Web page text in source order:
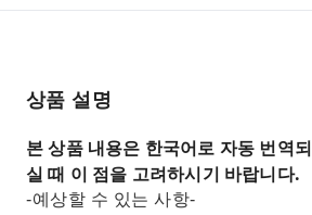
상품 설명
본 상품 내용은 한국어로 자동 번역
실 때 이 점을 고려하시기 바랍니다.
-예상할 수 있는 사항-